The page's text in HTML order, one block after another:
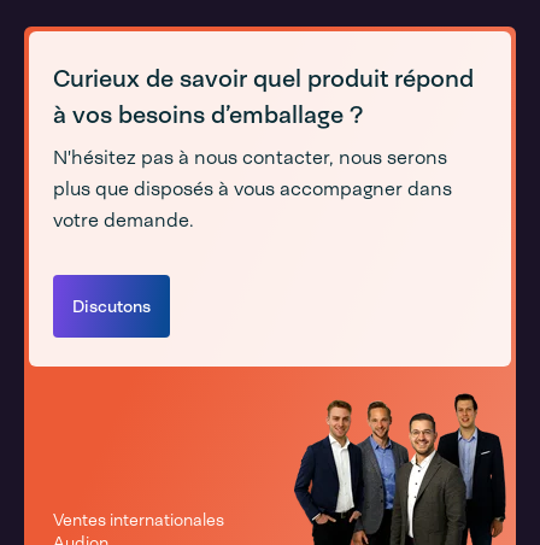
Curieux de savoir quel produit répond
à vos besoins d’emballage ?
N'hésitez pas à nous contacter, nous serons
plus que disposés à vous accompagner dans
votre demande.
Discutons
Ventes internationales